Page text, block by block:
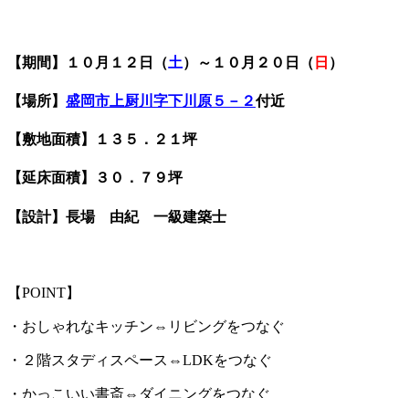
【期間】１０月１２日（土）～１０月２０日（ 日 ）
【場所】 盛岡市上厨川字下川原５－２付近
【敷地面積】１３５．２１坪
【延床面積】３０．７９坪
【設計】長場 由紀 一級建築士
【POINT】
・おしゃれなキッチン⇔リビングをつなぐ
・２階スタディスペース⇔LDKをつなぐ
・かっこいい書斎⇔ダイニングをつなぐ